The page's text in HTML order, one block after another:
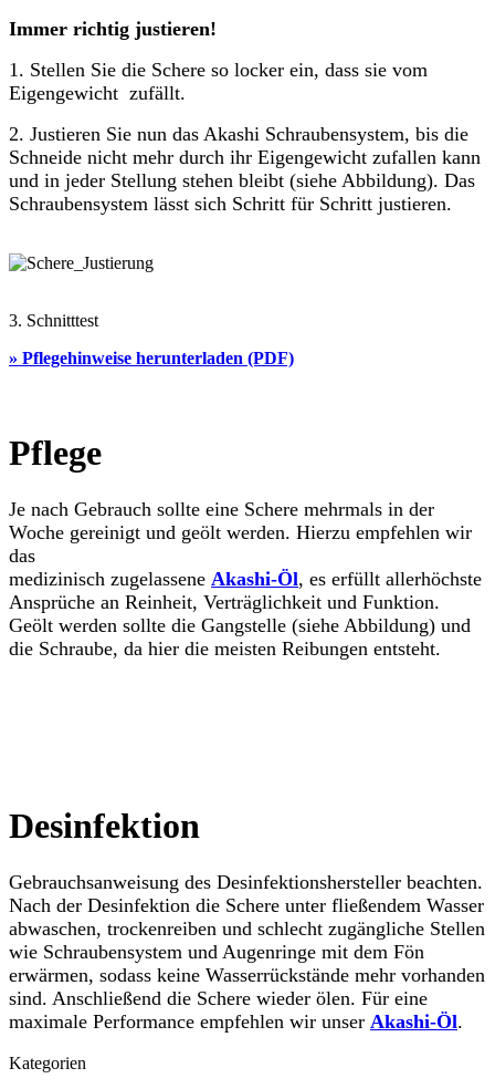
Immer richtig justieren!
1. Stellen Sie die Schere so locker ein, dass sie vom
Eigengewicht zufällt.
2. Justieren Sie nun das Akashi Schraubensystem, bis die
Schneide nicht mehr durch ihr Eigengewicht zufallen kann
und in jeder Stellung stehen bleibt (siehe Abbildung). Das
Schraubensystem lässt sich Schritt für Schritt justieren.
3. Schnitttest
» Pflegehinweise herunterladen (PDF)
Pflege
Je nach Gebrauch sollte eine Schere mehrmals in der
Woche gereinigt und geölt werden. Hierzu empfehlen wir
das
medizinisch zugelassene Akashi-Öl, es erfüllt allerhöchste
Ansprüche an Reinheit, Verträglichkeit und Funktion.
Geölt werden sollte die Gangstelle (siehe Abbildung) und
die Schraube, da hier die meisten Reibungen entsteht.
Desinfektion
Gebrauchsanweisung des Desinfektionshersteller beachten.
Nach der Desinfektion die Schere unter fließendem Wasser
abwaschen, trockenreiben und schlecht zugängliche Stellen
wie Schraubensystem und Augenringe mit dem Fön
erwärmen, sodass keine Wasserrückstände mehr vorhanden
sind. Anschließend die Schere wieder ölen. Für eine
maximale Performance empfehlen wir unser Akashi-Öl.
Kategorien